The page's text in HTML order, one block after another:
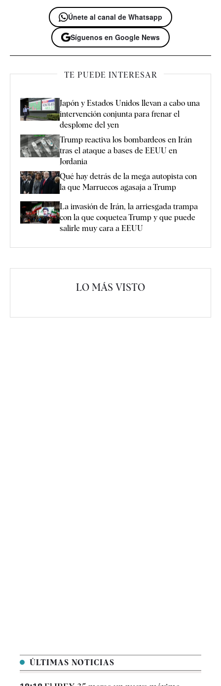
Únete al canal de Whatsapp
Síguenos en Google News
TE PUEDE INTERESAR
Japón y Estados Unidos llevan a cabo una
intervención conjunta para frenar el
desplome del yen
Trump reactiva los bombardeos en Irán
tras el ataque a bases de EEUU en
Jordania
Qué hay detrás de la mega autopista con
la que Marruecos agasaja a Trump
La invasión de Irán, la arriesgada trampa
con la que coquetea Trump y que puede
salirle muy cara a EEUU
LO MÁS VISTO
ÚLTIMAS NOTICIAS